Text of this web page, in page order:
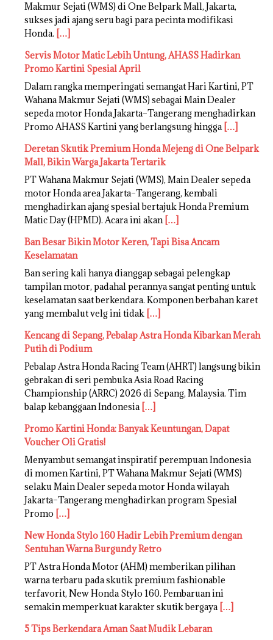
Makmur Sejati (WMS) di One Belpark Mall, Jakarta,
sukses jadi ajang seru bagi para pecinta modifikasi
Honda. […]
Servis Motor Matic Lebih Untung, AHASS Hadirkan
Promo Kartini Spesial April
Dalam rangka memperingati semangat Hari Kartini, PT
Wahana Makmur Sejati (WMS) sebagai Main Dealer
sepeda motor Honda Jakarta–Tangerang menghadirkan
Promo AHASS Kartini yang berlangsung hingga […]
Deretan Skutik Premium Honda Mejeng di One Belpark
Mall, Bikin Warga Jakarta Tertarik
PT Wahana Makmur Sejati (WMS), Main Dealer sepeda
motor Honda area Jakarta–Tangerang, kembali
menghadirkan ajang spesial bertajuk Honda Premium
Matic Day (HPMD). Acara ini akan […]
Ban Besar Bikin Motor Keren, Tapi Bisa Ancam
Keselamatan
Ban sering kali hanya dianggap sebagai pelengkap
tampilan motor, padahal perannya sangat penting untuk
keselamatan saat berkendara. Komponen berbahan karet
yang membalut velg ini tidak […]
Kencang di Sepang, Pebalap Astra Honda Kibarkan Merah
Putih di Podium
Pebalap Astra Honda Racing Team (AHRT) langsung bikin
gebrakan di seri pembuka Asia Road Racing
Championship (ARRC) 2026 di Sepang, Malaysia. Tim
balap kebanggaan Indonesia […]
Promo Kartini Honda: Banyak Keuntungan, Dapat
Voucher Oli Gratis!
Menyambut semangat inspiratif perempuan Indonesia
di momen Kartini, PT Wahana Makmur Sejati (WMS)
selaku Main Dealer sepeda motor Honda wilayah
Jakarta–Tangerang menghadirkan program Spesial
Promo […]
New Honda Stylo 160 Hadir Lebih Premium dengan
Sentuhan Warna Burgundy Retro
PT Astra Honda Motor (AHM) memberikan pilihan
warna terbaru pada skutik premium fashionable
terfavorit, New Honda Stylo 160. Pembaruan ini
semakin memperkuat karakter skutik bergaya […]
5 Tips Berkendara Aman Saat Mudik Lebaran